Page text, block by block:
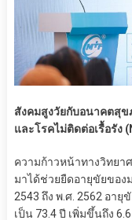
สังคมสูงวัยกับอนาคตสุข
และโรคไม่ติดต่อเรื้อรัง
ความก้าวหน้าทางวิทยา
มาได้ช่วยยืดอายุขัยของ
2543 ถึง พ.ศ. 2562 อา
เป็น 73.4 ปี เพิ่มขึ้นถึง